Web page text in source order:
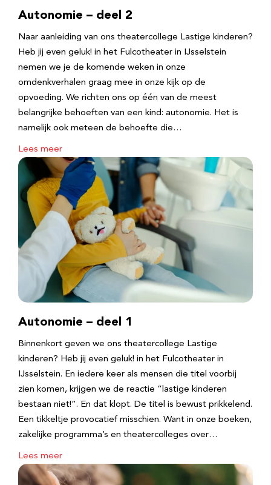
Autonomie – deel 2
Naar aanleiding van ons theatercollege Lastige kinderen?
Heb jij even geluk! in het Fulcotheater in IJsselstein
nemen we je de komende weken in onze
omdenkverhalen graag mee in onze kijk op de
opvoeding. We richten ons op één van de meest
belangrijke behoeften van een kind: autonomie. Het is
namelijk ook meteen de behoefte die…
Lees meer
Autonomie – deel 1
Binnenkort geven we ons theatercollege Lastige
kinderen? Heb jij even geluk! in het Fulcotheater in
IJsselstein. En iedere keer als mensen die titel voorbij
zien komen, krijgen we de reactie “lastige kinderen
bestaan niet!”. En dat klopt. De titel is bewust prikkelend.
Een tikkeltje provocatief misschien. Want in onze boeken,
zakelijke programma’s en theatercolleges over…
Lees meer